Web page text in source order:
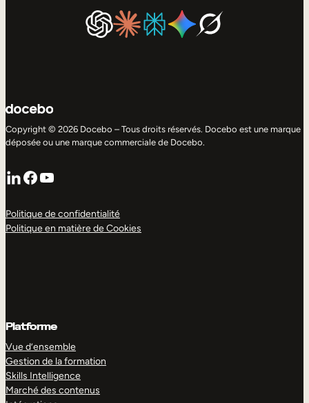
Copyright © 2026 Docebo – Tous droits réservés. Docebo est une marque
déposée ou une marque commerciale de Docebo.
LinkedIn
Facebook
YouTube
Politique de confidentialité
Politique en matière de Cookies
Platforme
Vue d’ensemble
Gestion de la formation
Skills Intelligence
Marché des contenus